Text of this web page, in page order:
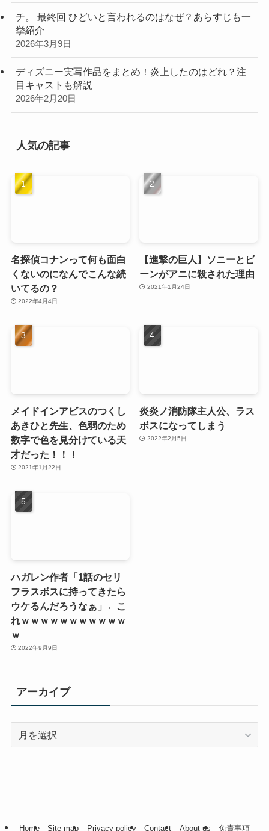
チ。 最終回 ひどいと言われるのはなぜ？あらすじも一
挙紹介
2026年3月9日
ディズニー実写作品をまとめ！炎上したのはどれ？注
目キャストも解説
2026年2月20日
人気の記事
名探偵コナンって何も面白
くないのになんでこんな続
いてるの？
2022年4月4日
【進撃の巨人】ソニーとビ
ーンがアニに殺された理由
2021年1月24日
メイドインアビスのつくし
あきひと先生、色弱のため
数字で色を見分けている天
才だった！！！
2021年1月22日
炎炎ノ消防隊主人公、ラス
ボスになってしまう
2022年2月5日
ハガレン作者「1話のセリ
フラスボスに持ってきたら
ウケるんだろうなぁ」←こ
れｗｗｗｗｗｗｗｗｗｗｗ
ｗ
2022年9月9日
アーカイブ
Home Site map Privacy policy Contact About us 免責事項